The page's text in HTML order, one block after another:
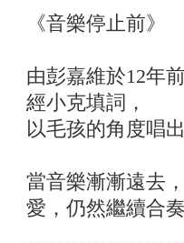
《音樂停止前》
由彭嘉維於12年
經小克填詞，
以毛孩的角度唱
當音樂漸漸遠去，
愛，仍然繼續合奏